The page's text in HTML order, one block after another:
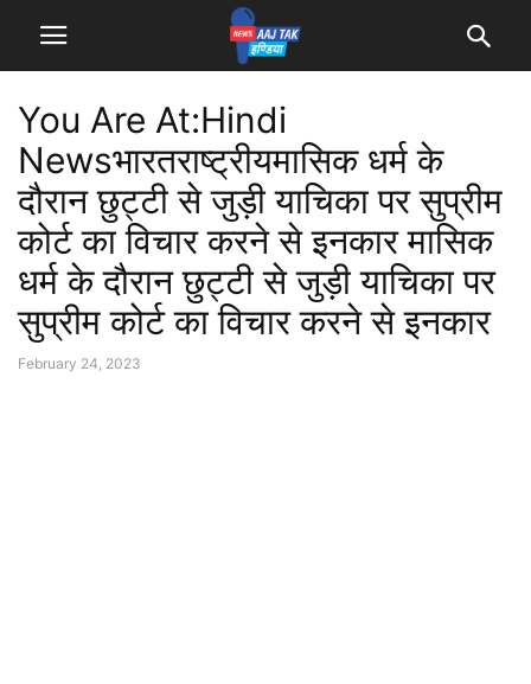
You Are At:Hindi
Newsभारतराष्ट्रीयमासिक धर्म के
दौरान छुट्टी से जुड़ी याचिका पर सुप्रीम
कोर्ट का विचार करने से इनकार मासिक
धर्म के दौरान छुट्टी से जुड़ी याचिका पर
सुप्रीम कोर्ट का विचार करने से इनकार
February 24, 2023